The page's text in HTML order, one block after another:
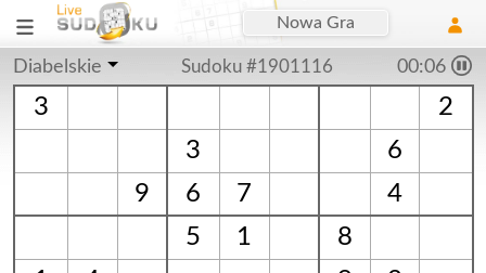
Nowa Gra
Diabelskie Sudoku #1901116 00:06
3
2
3
6
9
6 7
4
5
1
8